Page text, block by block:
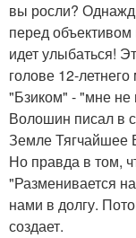
вы росли?
перед
идет улыбаться!
голове 12-
"Бзиком" - "мне
Волошин писал в
Земле Тягчайшее
Но правда в том,
"Разменивается
нами в долгу.
создает.